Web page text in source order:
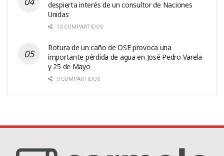
despierta interés de un consultor de Naciones
Unidas
13 COMPARTIDOS
Rotura de un caño de OSE provoca una
importante pérdida de agua en José Pedro Varela
y 25 de Mayo
9 COMPARTIDOS